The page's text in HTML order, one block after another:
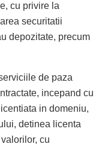
cu privire la
securitatii
depozitate, precum
de paza
incepand cu
in domeniu,
detinea licenta
cu